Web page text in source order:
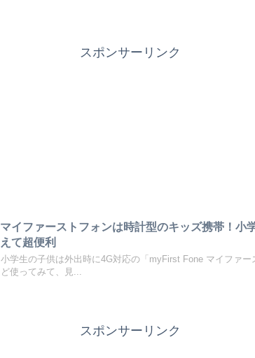
スポンサーリンク
マイファーストフォンは時計型のキッズ携帯！小
えて超便利
小学生の子供は外出時に4G対応の「myFirst Fone マイファ
ど使ってみて、見...
スポンサーリンク